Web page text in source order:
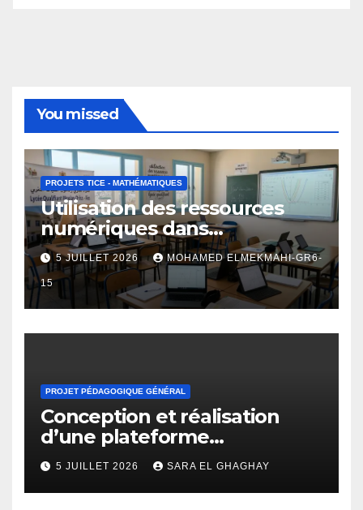
You missed
PROJETS TICE - MATHÉMATIQUES
Utilisation des ressources
numériques dans
l’enseignement des
fonctions numériques au
lycée qualifiant
5 JUILLET 2026 MOHAMED ELMEKMAHI-GR6-
15
PROJET PÉDAGOGIQUE GÉNÉRAL
Conception et réalisation
d’une plateforme
d’apprentissage en ligne
pour l’enseignement des
mathématiques
5 JUILLET 2026 SARA EL GHAGHAY